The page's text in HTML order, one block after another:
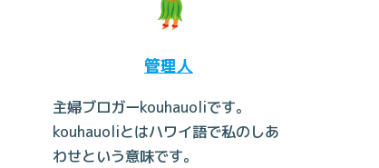
管理人
主婦ブロガーkouhauoliです。
kouhauoliとはハワイ語で私のしあ
わせという意味です。